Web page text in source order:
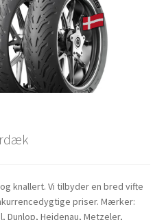
knallert. Vi tilbyder en bred vifte
priser. Mærker:
Dunlop, Heidenau, Metzeler,